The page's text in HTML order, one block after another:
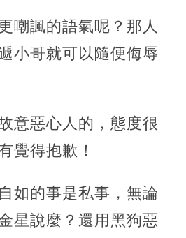
嘲諷的語氣呢？那人
小哥就可以隨便侮辱
意惡心人的，態度很
覺得抱歉！
如的事是私事，無論
星說麼？還用黑狗惡